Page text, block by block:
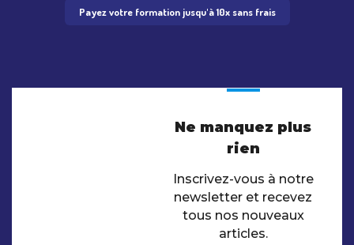
Payez votre formation jusqu'à 10x sans frais
Ne manquez plus
rien
Inscrivez-vous à notre
newsletter et recevez
tous nos nouveaux
articles.